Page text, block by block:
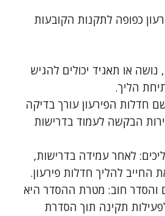
כפופה לתקנות הקובעות
או תאגיד יכולים להגיש
הליך.
חדלות הפירעון עורך בדיקה
הבקשה לעמוד בדרישות
לאחר עמידה בדרישות,
החייב להליך חדלות פירעון.
והסדר חוב: מטרת ההסדר היא
תקינה תוך הסדרת